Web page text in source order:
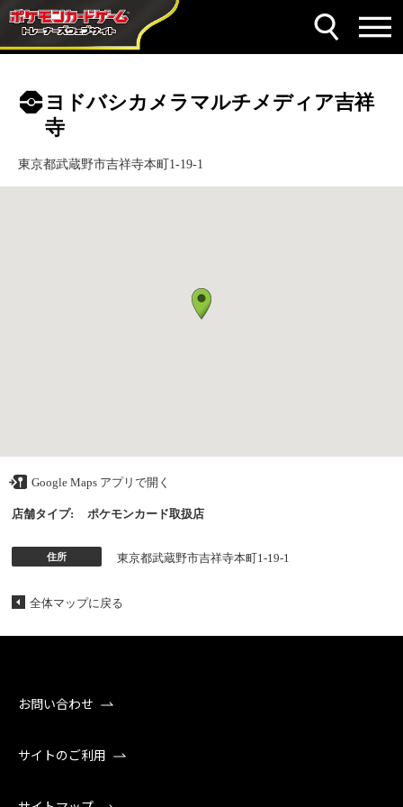
ヨドバシカメラマルチメディア吉祥
寺
東京都武蔵野市吉祥寺本町1-19-1
Google Maps アプリで開く
店舗タイプ: ポケモンカード取扱店
住所 東京都武蔵野市吉祥寺本町1-19-1
全体マップに戻る
お問い合わせ
サイトのご利用